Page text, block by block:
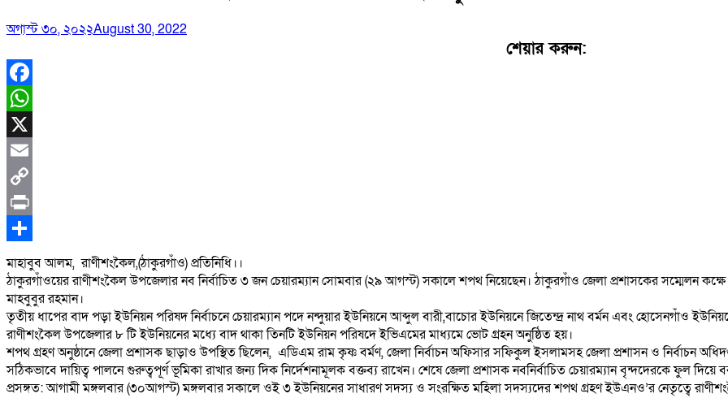
অগাস্ট ৩০, ২০২২August 30, 2022
শেয়ার করুন:
মাহাবুব আলম, রাণীশংকৈল,(ঠাকুরগাঁও) প্রতিনিধি।।
ঠাকুরগাঁওয়ের রাণীশংকৈল উপজেলার নব নির্বাচিত ৩ জন চেয়ারম্যান সোমবার (২৯ আগস্ট) সকালে শপথ নিয়েছেন। ঠাকুরগাঁও জেলা প্রশাসকের সম্মেলন
মাহবুবুর রহমান।
তৃতীয় ধাপের বাদ পড়া ইউনিয়ন পরিষদ নির্বাচনে চেয়ারম্যান পদে নন্দুয়ার ইউনিয়নে আব্দুল বারী,বাচোর ইউনিয়নে জিতেন্দ্র নাথ বর্মন এবং হোসেনগাঁও
রাণীশংকৈল উপজেলার ৮ টি ইউনিয়নের মধ্যে বাদ থাকা তিনটি ইউনিয়ন পরিষদে ইভিএমের মাধ্যমে ভোট গ্রহন অনুষ্ঠিত হয়।
শপথ গ্রহণ অনুষ্ঠানে জেলা প্রশাসক ছাড়াও উপস্থিত ছিলেন, এডিএম রাম কৃষ্ণ বর্মণ, জেলা নির্বাচন অফিসার সফিকুল ইসলামসহ জেলা প্রশাসন ও নির্বাচন
সঠিকভাবে দায়িত্ব পালনে গুরুত্বপূর্ণ ভূমিকা রাখার জন্য দিক নির্দেশনামূলক বক্তব্য রাখেন। শেষে জেলা প্রশাসক নবনির্বাচিত চেয়ারম্যান বৃন্দদেরকে ফুল দিয়ে
প্রসঙ্গত: আগামী মঙ্গলবার (৩০আগস্ট) মঙ্গলবার সকালে ওই ৩ ইউনিয়নের সাধারণ সদস্য ও সংরক্ষিত মহিলা সদস্যদের শপথ গ্রহণ ইউএনও’র নেতৃত্বে